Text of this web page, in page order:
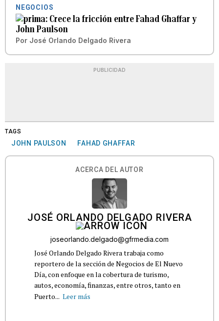
NEGOCIOS
Crece la fricción entre Fahad Ghaffar y
John Paulson
Por José Orlando Delgado Rivera
PUBLICIDAD
TAGS
JOHN PAULSON FAHAD GHAFFAR
ACERCA DEL AUTOR
JOSÉ ORLANDO DELGADO RIVERA
joseorlando.delgado@gfrmedia.com
José Orlando Delgado Rivera trabaja como
reportero de la sección de Negocios de El Nuevo
Día, con enfoque en la cobertura de turismo,
autos, economía, finanzas, entre otros, tanto en
Puerto... Leer más